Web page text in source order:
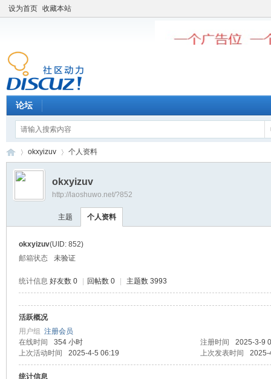
设为首页 收藏本站
论坛
›
okxyizuv 个人资料
okxyizuv
http://laoshuwo.net/?852
主题 个人资料
okxyizuv(UID: 852)
邮箱状态
未验证
统计信息 好友数 0 回帖数 0 主题数 3993
活跃概况
用户组 注册会员
在线时间
354 小时 注册时间
2025-3-9
上次活动时间
2025-4-5 06:19 上次发表时间 2025-
统计信息